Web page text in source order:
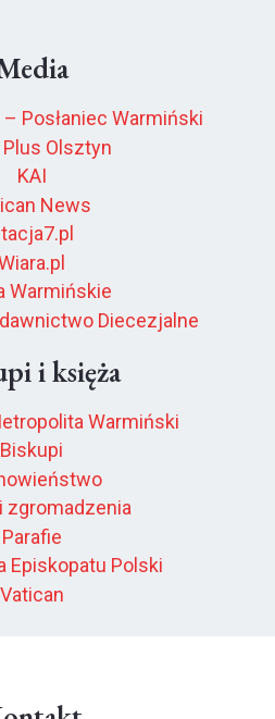
Posłaniec Warmiński
Plus Olsztyn
KAI
News
Warmińskie
Diecezjalne
i księża
Warmiński
Biskupi
zgromadzenia
Parafie
Episkopatu Polski
Vatican